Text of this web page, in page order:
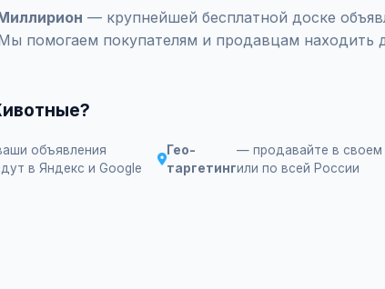
— крупнейшей бесплатной доске
помогаем покупателям и продавцам находить
объявления
в Яндекс и Google
Гео-
таргетинг
— продавайте в своем
или по всей России